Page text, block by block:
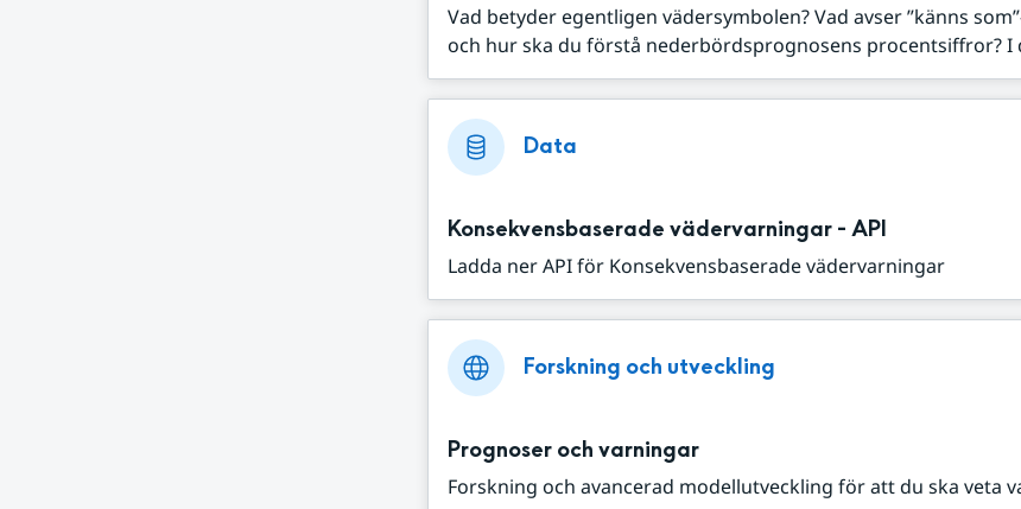
Vad betyder egentligen vädersymbolen? Vad avser ”känns
och hur ska du förstå nederbördsprognosens procentsiffror? I
Data
Konsekvensbaserade vädervarningar - API
Ladda ner API för Konsekvensbaserade vädervarningar
Forskning och utveckling
Prognoser och varningar
Forskning och avancerad modellutveckling för att du ska veta